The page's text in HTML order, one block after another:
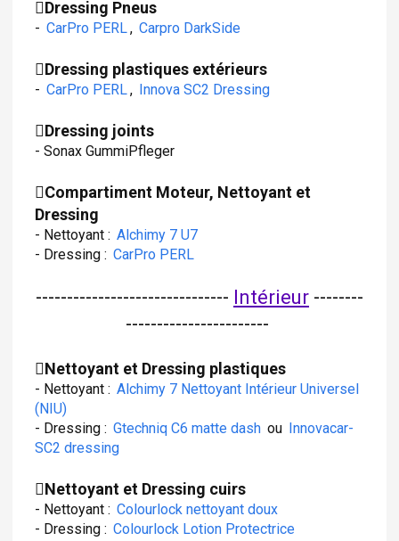
Dressing Pneus
- CarPro PERL, Carpro DarkSide
Dressing plastiques extérieurs
- CarPro PERL, Innova SC2 Dressing
Dressing joints
- Sonax GummiPfleger
Compartiment Moteur, Nettoyant et
Dressing
- Nettoyant : Alchimy 7 U7
- Dressing : CarPro PERL
------------------------------- Intérieur --------
-----------------------
Nettoyant et Dressing plastiques
- Nettoyant : Alchimy 7 Nettoyant Intérieur Universel
(NIU)
- Dressing : Gtechniq C6 matte dash ou Innovacar-
SC2 dressing
Nettoyant et Dressing cuirs
- Nettoyant : Colourlock nettoyant doux
- Dressing : Colourlock Lotion Protectrice